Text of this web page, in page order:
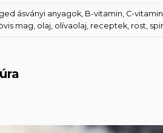
ásványi anyagok B-vitamin C-vitamin
mag olaj olívaolaj receptek rost